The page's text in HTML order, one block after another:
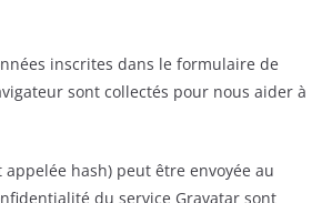
inscrites dans le formulaire de
sont collectés pour nous aider à
hash) peut être envoyée au
du service Gravatar sont